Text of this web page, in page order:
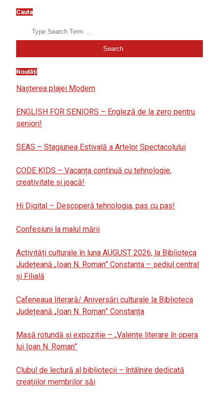
Cauta
Search
Noutăți
Nașterea plajei Modern
ENGLISH FOR SENIORS – Engleză de la zero pentru
seniori!
SEAS – Stagiunea Estivală a Artelor Spectacolului
CODE KIDS – Vacanța continuă cu tehnologie,
creativitate și joacă!
Hi Digital – Descoperă tehnologia, pas cu pas!
Confesiuni la malul mării
Activități culturale în luna AUGUST 2026, la Biblioteca
Județeană „Ioan N. Roman” Constanța – sediul central
și Filială
Cafeneaua literară/ Aniversări culturale la Biblioteca
Județeană „Ioan N. Roman” Constanța
Masă rotundă și expoziție – „Valențe literare în opera
lui Ioan N. Roman”
Clubul de lectură al bibliotecii – întâlnire dedicată
creațiilor membrilor săi